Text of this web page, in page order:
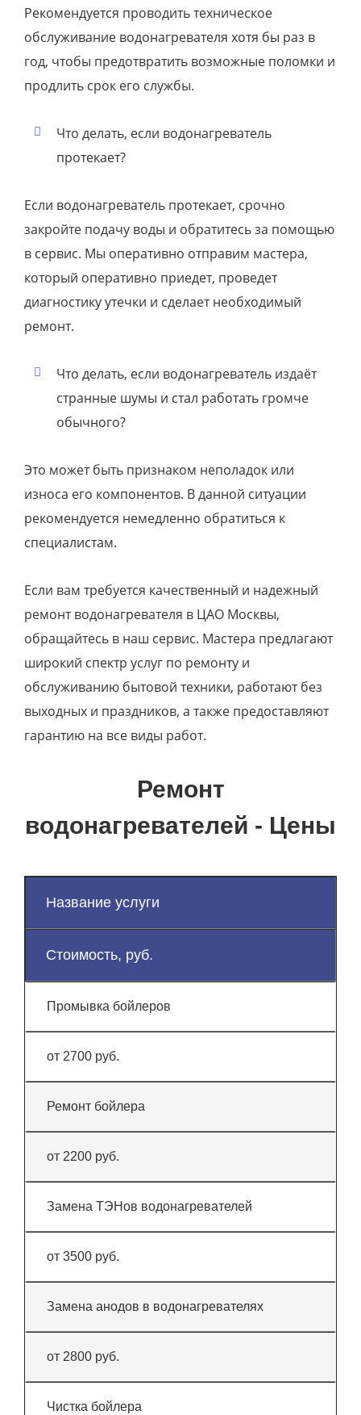
Рекомендуется проводить техническое
обслуживание водонагревателя хотя бы раз в
год, чтобы предотвратить возможные поломки и
продлить срок его службы.
Что делать, если водонагреватель
протекает?
Если водонагреватель протекает, срочно
закройте подачу воды и обратитесь за помощью
в сервис. Мы оперативно отправим мастера,
который оперативно приедет, проведет
диагностику утечки и сделает необходимый
ремонт.
Что делать, если водонагреватель издаёт
странные шумы и стал работать громче
обычного?
Это может быть признаком неполадок или
износа его компонентов. В данной ситуации
рекомендуется немедленно обратиться к
специалистам.
Если вам требуется качественный и надежный
ремонт водонагревателя в ЦАО Москвы,
обращайтесь в наш сервис. Мастера предлагают
широкий спектр услуг по ремонту и
обслуживанию бытовой техники, работают без
выходных и праздников, а также предоставляют
гарантию на все виды работ.
Ремонт
водонагревателей - Цены
Название услуги
Стоимость, руб.
Промывка бойлеров
от 2700 руб.
Ремонт бойлера
от 2200 руб.
Замена ТЭНов водонагревателей
от 3500 руб.
Замена анодов в водонагревателях
от 2800 руб.
Чистка бойлера